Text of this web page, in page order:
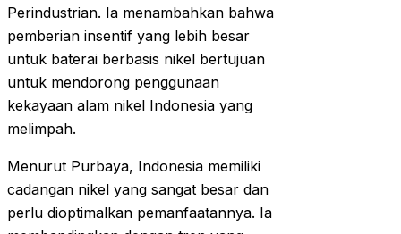
Perindustrian. Ia menambahkan bahwa
pemberian insentif yang lebih besar
untuk baterai berbasis nikel bertujuan
untuk mendorong penggunaan
kekayaan alam nikel Indonesia yang
melimpah.
Menurut Purbaya, Indonesia memiliki
cadangan nikel yang sangat besar dan
perlu dioptimalkan pemanfaatannya. Ia